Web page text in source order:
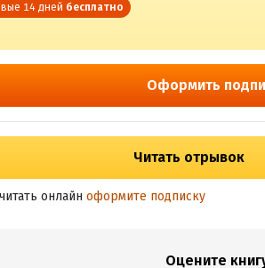
14 дней бесплатно
Оформить
Читать отрывок
онлайн оформите подписку
Оцените